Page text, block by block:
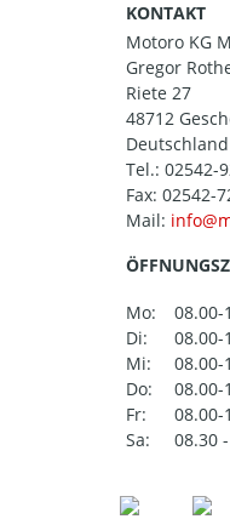
KONTAKT
Motoro KG
Gregor
Riete 27
48712
Deutschland
Tel.: 02542-
Fax: 02542-
Mail:
Mo:
08.00-
Di:
08.00-
Mi:
08.00-
Do:
08.00-
Fr:
08.00-
Sa:
08.30